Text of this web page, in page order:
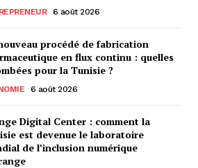
6 août 2026
procédé de fabrication
en flux continu : quelles
pour la Tunisie ?
6 août 2026
Digital Center : comment la
est devenue le laboratoire
de l’inclusion numérique